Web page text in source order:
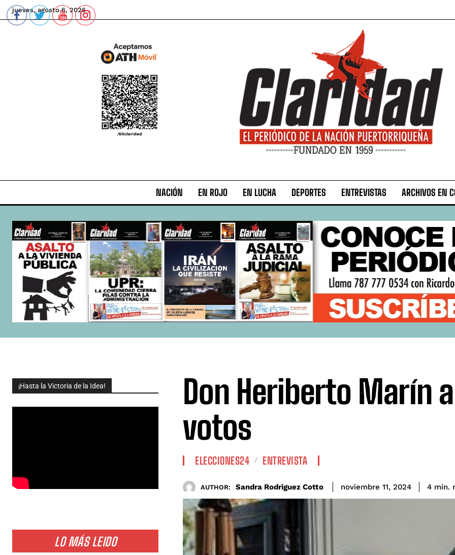
jueves, agosto 6, 2026
NACIÓN EN ROJO EN LUCHA DEPORTES ENTREVISTAS ARCHIVOS EN
¡Hasta la Victoria de la Idea!
LO MÁS LEIDO
Don Heriberto Marín
votos
ELECCIONES24 ENTREVISTA
AUTHOR: Sandra Rodriguez Cotto noviembre 11, 2024 4 min.